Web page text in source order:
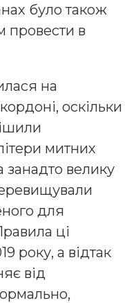
було також
провести в
на
оскільки
митних
занадто велику
для
ці
року, а відтак
від